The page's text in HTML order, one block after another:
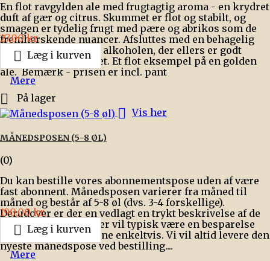
En flot ravgylden ale med frugtagtig aroma - en krydret
duft af gær og citrus. Skummet er flot og stabilt, og
smagen er tydelig frugt med pære og abrikos som de
fremherskende nuancer. Afsluttes med en behagelig
varmende følelse fra alkoholen, der ellers er godt
skjult i smagsforløbet. Et flot eksempel på en golden
ale. Bemærk - prisen er incl. pant
Pris
27,00 kr.
 Læg i kurven
Mere
 På lager
 Vis her
MÅNEDSPOSEN (5-8 ØL)
(0)
Du kan bestille vores abonnementspose uden af være
fast abonnent. Månedsposen varierer fra måned til
måned og består af 5-8 øl (dvs. 3-4 forskellige).
Derudover er der en vedlagt en trykt beskrivelse af de
enkelte øl i posen. Der vil typisk være en besparelse
fremfor at købe øllerne enkeltvis. Vi vil altid levere den
nyeste månedspose ved bestilling....
Pris
190,00 kr.
 Læg i kurven
Mere